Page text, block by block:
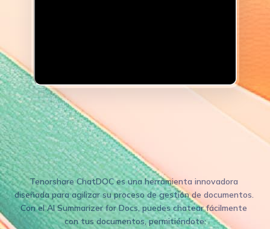
Chatea con documentos con el
mejor lector en línea AI Doc
Tenorshare ChatDOC es una herramienta innovadora
diseñada para agilizar su proceso de gestión de documentos.
Con el AI Summarizer for Docs, puedes chatear fácilmente
con tus documentos, permitiéndote: